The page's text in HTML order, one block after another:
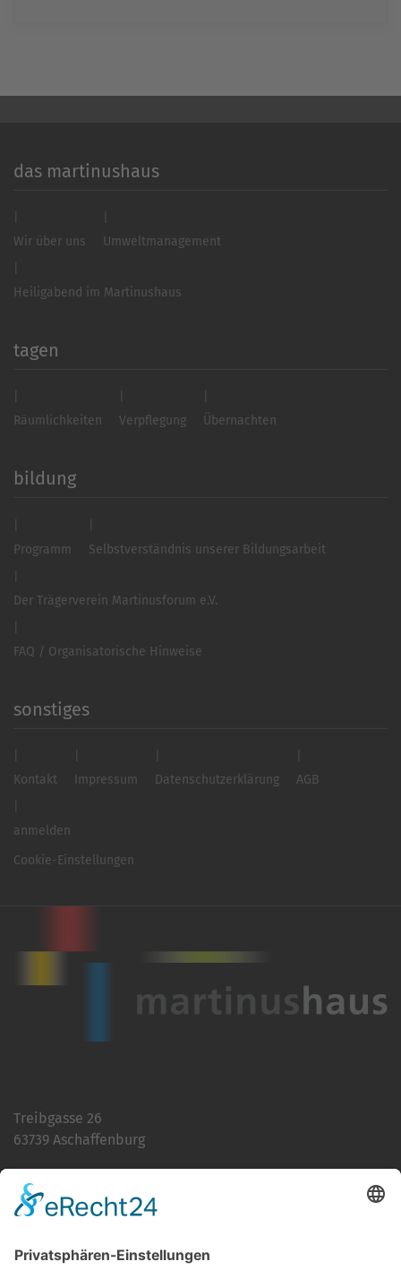
das martinushaus
Wir über uns Umweltmanagement
Heiligabend im Martinushaus
tagen
Räumlichkeiten Verpflegung Übernachten
bildung
Programm Selbstverständnis unserer Bildungsarbeit
Der Trägerverein Martinusforum e.V.
FAQ / Organisatorische Hinweise
sonstiges
Kontakt Impressum Datenschutzerklärung AGB
anmelden
Cookie-Einstellungen
Treibgasse 26
63739 Aschaffenburg
E-Mailinfo@martinushaus.de